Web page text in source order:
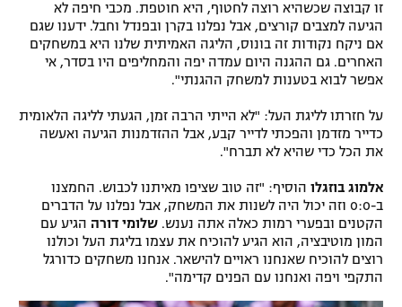
זו קבוצה שכשהיא רוצה לחטוף, היא חוטפת. מכבי חיפה לא
הגיעה למצבים קורצים, אבל נפלנו בקרן ובפנדל וחבל. ידענו שגם
אם ניקח נקודות זה בונוס, הליגה האמיתית שלנו היא במשחקים
האחרים. גם ההגנה היום עמדה יפה והמחליפים היו בסדר, אי
אפשר לבוא בטענות למשחק ההגנתי".
על חזרתו לליגת העל: "לא הייתי הרבה זמן, הגעתי לליגה הלאומית
כדייר מזדמן והפכתי לדייר קבע, אבל ההזדמנות הגיעה ואעשה
את הכל כדי שהיא לא תברח".
אלמוג בוזגלו הוסיף: "זה טוב שציפו מאיתנו לכבוש. החמצנו
ב-0:0 וזה יכול היה לשנות את המשחק, אבל נפלנו על הדברים
הקטנים ובפערי רמות כאלה אתה נענש. שלומי דורה הגיע עם
המון מוטיבציה, הוא הגיע להוכיח את עצמו בליגת העל וכולנו
רוצים להוכיח שאנחנו ראויים להישאר. אנחנו משחקים כדורגל
התקפי ויפה ואנחנו עם הפנים קדימה".